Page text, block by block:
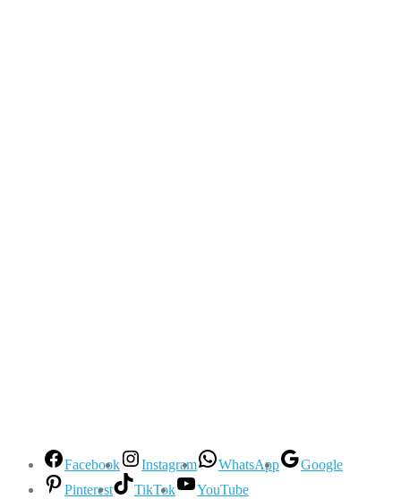
Facebook Instagram WhatsApp
Google
Pinterest
TikTok YouTube